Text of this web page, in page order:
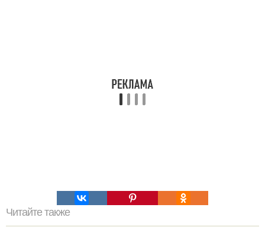
Читайте также